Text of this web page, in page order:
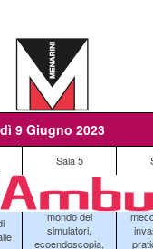
9 Giugno 2023
Sala 5
La pneumologia
interventistica: il
mondo dei
simulatori,
ecoendoscopia,